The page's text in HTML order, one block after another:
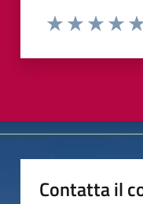
Valuta da 1 a 5 stelle
Contatta il